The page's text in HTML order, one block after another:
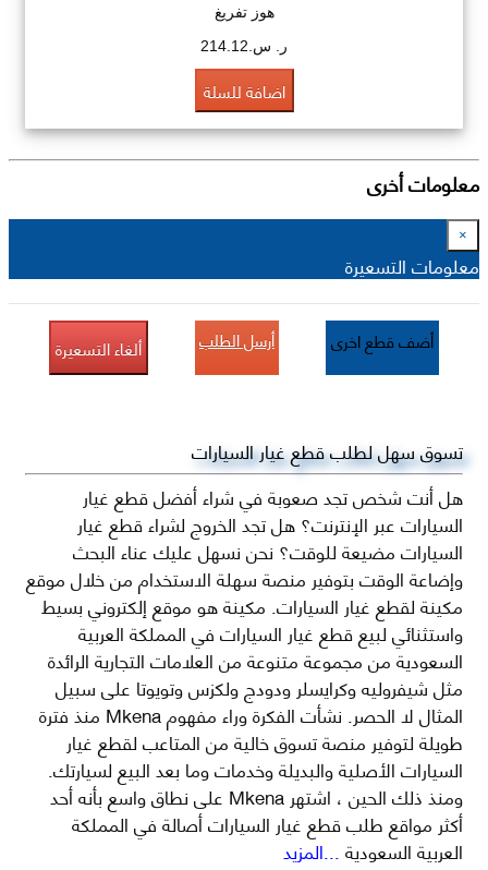
هوز تفريغ
ر. س.214.12
اضافة للسلة
معلومات أخرى
×
معلومات التسعيرة
أضف قطع اخرى أرسل الطلب ألغاء التسعيرة
تسوق سهل لطلب قطع غيار السيارات
هل أنت شخص تجد صعوبة في شراء أفضل قطع غيار
السيارات عبر الإنترنت؟ هل تجد الخروج لشراء قطع غيار
السيارات مضيعة للوقت؟ نحن نسهل عليك عناء البحث
وإضاعة الوقت بتوفير منصة سهلة الاستخدام من خلال موقع
مكينة لقطع غيار السيارات. مكينة هو موقع إلكتروني بسيط
واستثنائي لبيع قطع غيار السيارات في المملكة العربية
السعودية من مجموعة متنوعة من العلامات التجارية الرائدة
مثل شيفروليه وكرايسلر ودودج ولكزس وتويوتا على سبيل
المثال لا الحصر. نشأت الفكرة وراء مفهوم Mkena منذ فترة
طويلة لتوفير منصة تسوق خالية من المتاعب لقطع غيار
السيارات الأصلية والبديلة وخدمات وما بعد البيع لسيارتك.
ومنذ ذلك الحين ، اشتهر Mkena على نطاق واسع بأنه أحد
أكثر مواقع طلب قطع غيار السيارات أصالة في المملكة
العربية السعودية...المزيد